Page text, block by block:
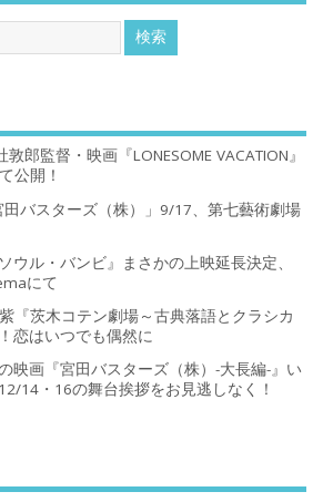
郎監督・映画『LONESOME VACATION』
公開！
田バスターズ（株）」9/17、第七藝術劇場
ウル・バンビ』まさかの上映延長決定、
にて
『茨木コテン劇場～古典落語とクラシカ
恋はいつでも偶然に
映画『宮田バスターズ（株）-大長編-』い
14・16の舞台挨拶をお見逃しなく！